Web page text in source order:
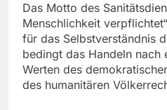
Das Motto des
Menschlichkeit
für das Selbstverständnis
bedingt das Handeln nach
Werten des
des humanitären